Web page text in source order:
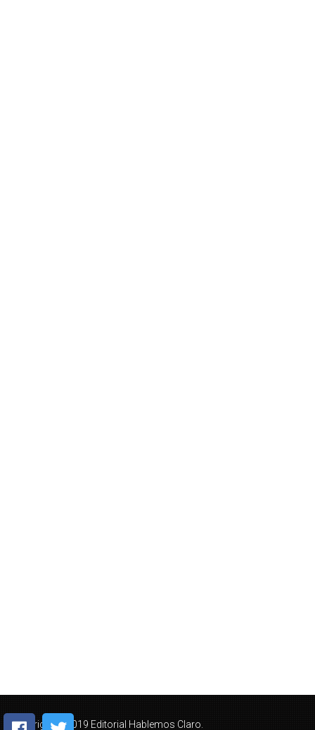
Copyright © 2019 Editorial Hablemos Claro.